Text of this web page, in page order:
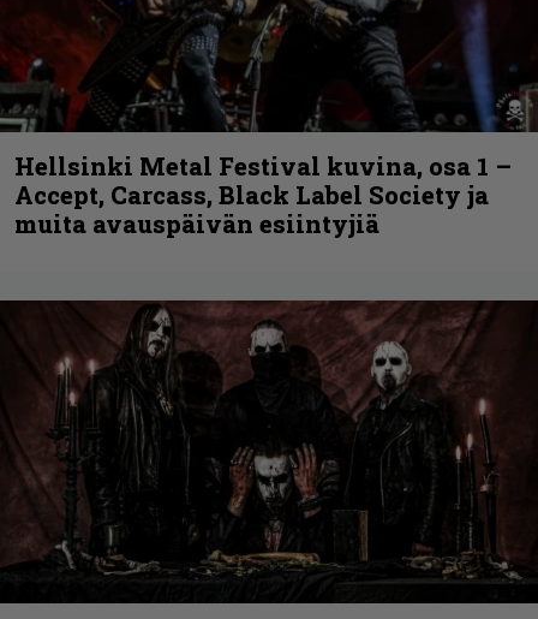
Hellsinki Metal Festival kuvina, osa 1 –
Accept, Carcass, Black Label Society ja
muita avauspäivän esiintyjiä